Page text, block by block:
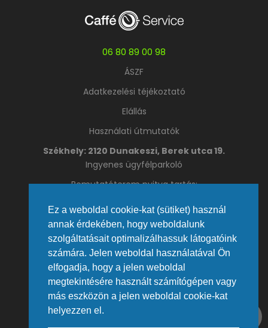
Ez a weboldal cookie-kat (sütiket) használ
annak érdekében, hogy weboldalunk
szolgáltatásait optimalizálhassuk látogatóink
számára. Jelen weboldal használatával Ön
elfogadja, hogy a jelen weboldal
megtekintésére használt számítógépen vagy
más eszközön a jelen weboldal cookie-kat
helyezzen el.
06 80 89 00 98
ÁSZF
Adatkezelési téjékoztató
Elállás
Használati útmutatók
Székhely: 2120 Dunakeszi, Berek utca 19.
Ingyenes ügyfélparkoló
Bemutatóterem nyitva tartás:
Péntek: 09:00 – 13:00
Telefon: +36 27 392 692 | +36 20 467 3430
Fax: +36 27 392 691
Email:info@caffeservice.hu
Telephely 1133 Budapest, Váci út 80.
Promenade Gardens irodaház, földszint
A telephely bezárt.